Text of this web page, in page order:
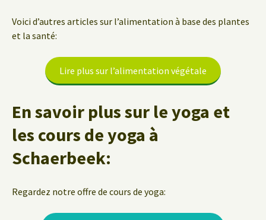
Voici d’autres articles sur l’alimentation à base des plantes
et la santé:
Lire plus sur l’alimentation végétale
En savoir plus sur le yoga et
les cours de yoga à
Schaerbeek:
Regardez notre offre de cours de yoga: